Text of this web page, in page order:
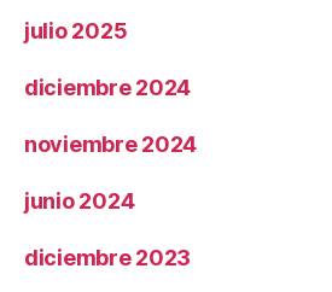
julio 2025
diciembre 2024
noviembre 2024
junio 2024
diciembre 2023